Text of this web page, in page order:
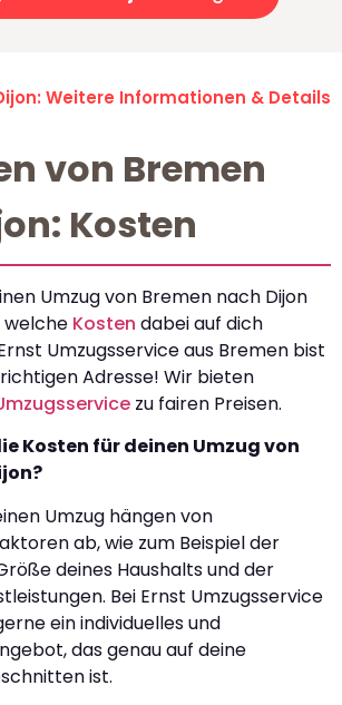
Weitere Informationen & Details
von Bremen
Kosten
Umzug von Bremen nach Dijon
welche Kosten dabei auf dich
Umzugsservice aus Bremen bist
Adresse! Wir bieten
zu fairen Preisen.
Kosten für deinen Umzug von
Umzug hängen von
ab, wie zum Beispiel der
deines Haushalts und der
Bei Ernst Umzugsservice
ein individuelles und
das genau auf deine
ist.